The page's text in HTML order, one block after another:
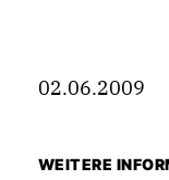
02.06.2009
WEITERE